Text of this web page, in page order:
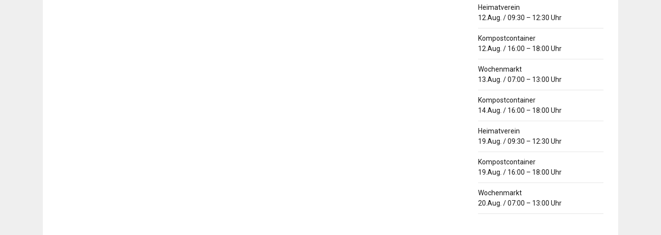
Heimatverein
12.Aug. /09:30 – 12:30 Uhr
Kompostcontainer
12.Aug. / 16:00 – 18:00 Uhr
Wochenmarkt
13.Aug. /07:00 – 13:00 Uhr
Kompostcontainer
14.Aug. / 16:00 – 18:00 Uhr
Heimatverein
19.Aug. /09:30 – 12:30 Uhr
Kompostcontainer
19.Aug. / 16:00 – 18:00 Uhr
Wochenmarkt
20.Aug. /07:00 – 13:00 Uhr